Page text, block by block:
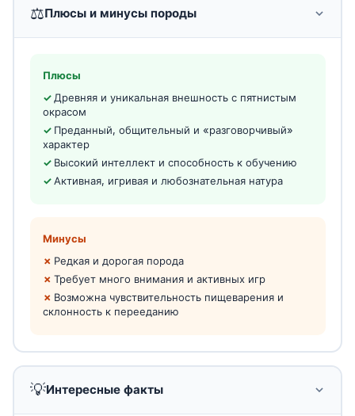
⚖️Плюсы и минусы породы
Плюсы
Древняя и уникальная внешность с пятнистым
окрасом
Преданный, общительный и «разговорчивый»
характер
Высокий интеллект и способность к обучению
Активная, игривая и любознательная натура
Минусы
Редкая и дорогая порода
Требует много внимания и активных игр
Возможна чувствительность пищеварения и
склонность к перееданию
💡Интересные факты